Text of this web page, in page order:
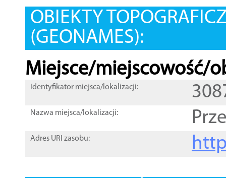
OBIEKTY
(GEONAMES):
Miejsce/miejscowość/
Identyfikator miejsca/lokalizacji:
Nazwa miejsca/lokalizacji:
Adres URI zasobu: